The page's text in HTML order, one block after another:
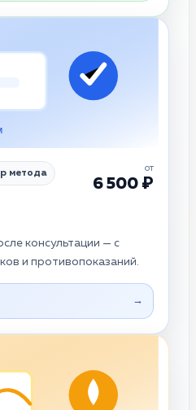
метода от
6 500 ₽
консультации — с
и противопоказаний.
→